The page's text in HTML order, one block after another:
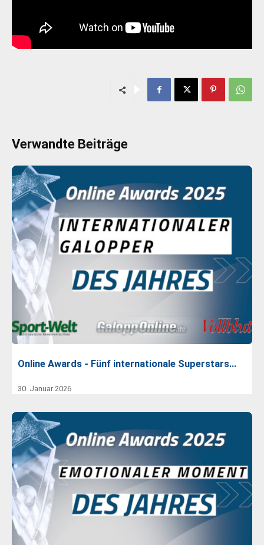
Verwandte Beiträge
Online Awards - Fünf internationale Superstars…
30. Januar 2026